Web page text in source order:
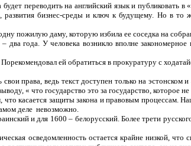
переводить на английский язык и публиковать в
бизнес-среды и ключ к будущему. Но в то
пожилую даму, которую избила ее соседка на
года. У человека возникло вполне закономерное
ей обратиться в прокуратуру с
права, ведь текст доступен только на эстонском
« что государство это за государство, которое
касается защиты закона и правовым процессам.
деле невозможно.
и для 1600 – белорусский. Более трети
осведомленность остается крайне низкой, что